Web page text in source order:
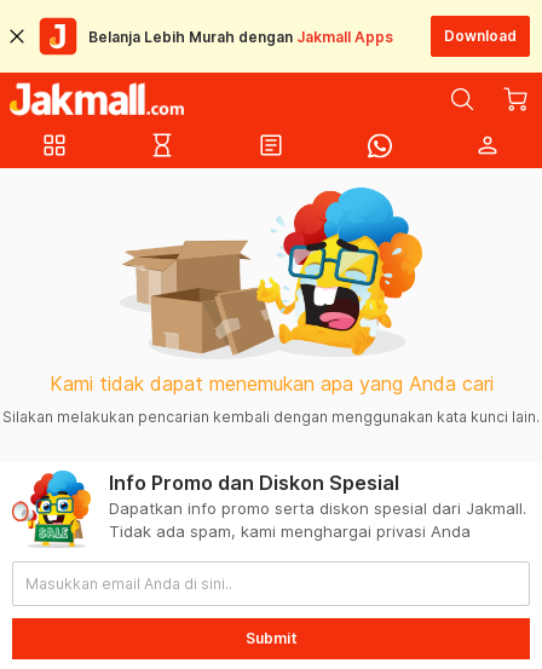
Belanja Lebih Murah dengan Jakmall Apps Download
grid_view hourglass_empty article person
Kami tidak dapat menemukan apa yang Anda cari
Silakan melakukan pencarian kembali dengan menggunakan kata kunci lain.
Info Promo dan Diskon Spesial
Dapatkan info promo serta diskon spesial dari Jakmall.
Tidak ada spam, kami menghargai privasi Anda
Submit